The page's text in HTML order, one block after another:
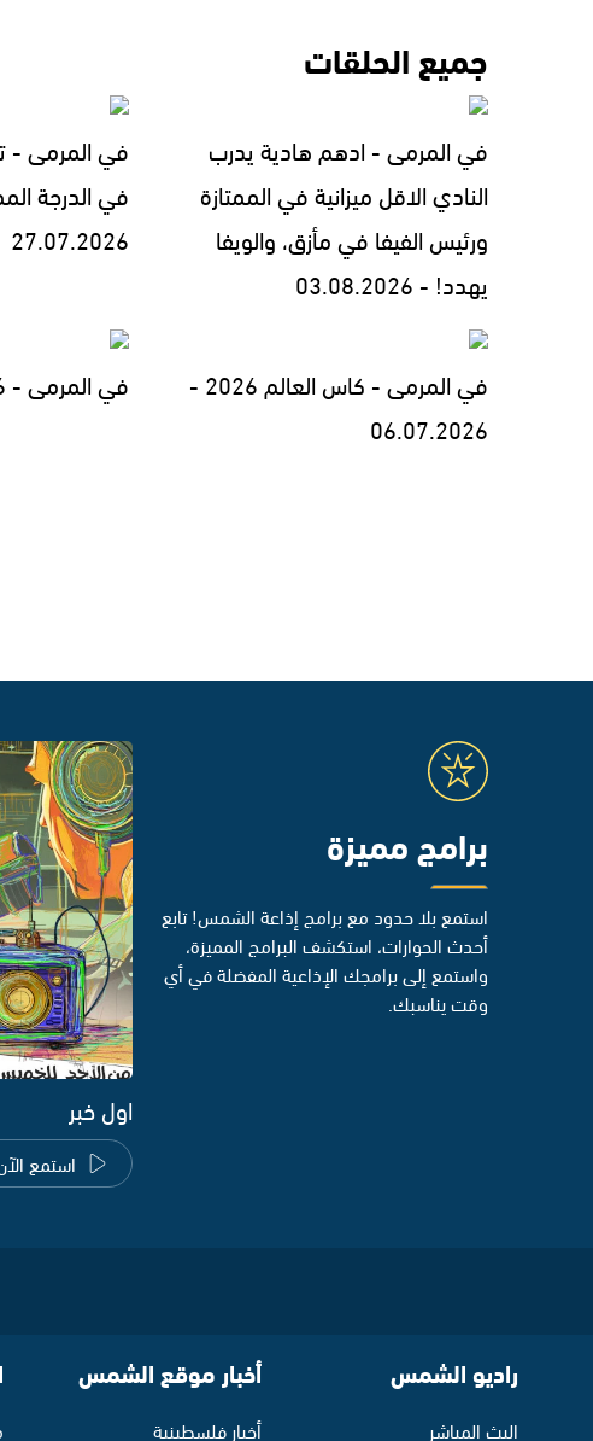
جميع الحلقات
في المرمى - ادهم هادية يدرب
النادي الاقل ميزانية في الممتازة
ورئيس الفيفا في مأزق، والويفا
يهدد! - 03.08.2026
في المرمى -
في الدرجة
27.07.2026
في المرمى - كاس العالم 2026 -
06.07.2026
في المرمى - 15.06.2026
برامج مميزة
استمع بلا حدود مع برامج إذاعة الشمس! تابع
أحدث الحوارات، استكشف البرامج المميزة،
واستمع إلى برامجك الإذاعية المفضلة في أي
وقت يناسبك.
اول خبر
استمع
راديو الشمس
البث المباشر
أخبار موقع الشمس
أخبار فلسطينية